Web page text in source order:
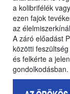
a kolibrifélék
ezen fajok
az
A záró előadást
közötti
és felkérte a
gondolkodásban.